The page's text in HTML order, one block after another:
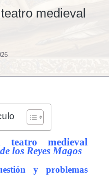
medieval
teatro medieval
los Reyes Magos
y problemas